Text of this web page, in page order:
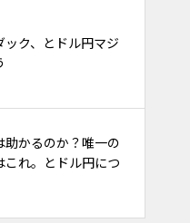
ック、とドル円マジ
助かるのか？唯一の
これ。とドル円につ
と株価の関係～ごち
るな～
。フィボナッチで天
ード